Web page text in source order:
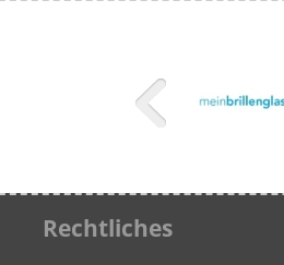
Rechtliches